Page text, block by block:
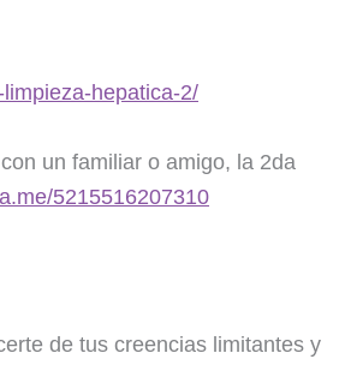
hepatica-2/
un familiar o amigo, la 2da
5215516207310
de tus creencias limitantes y